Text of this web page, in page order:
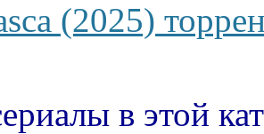
(2025)
в этой